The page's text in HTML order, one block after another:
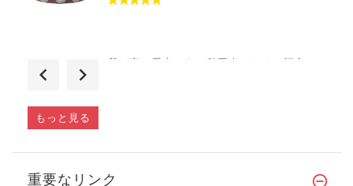
我が家の愛犬である秋田犬のために購入し
もっと見る
重要なリンク